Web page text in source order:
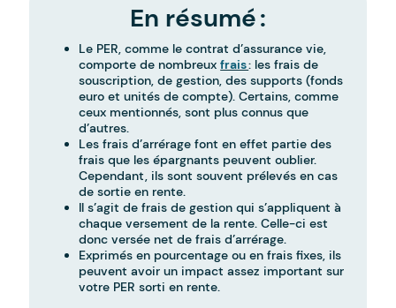
En résumé :
Le PER, comme le contrat d’assurance vie,
comporte de nombreuxfrais: les frais de
souscription, de gestion, des supports (fonds
euro et unités de compte). Certains, comme
ceux mentionnés, sont plus connus que
d’autres.
Les frais d’arrérage font en effet partie des
frais que les épargnants peuvent oublier.
Cependant, ils sont souvent prélevés en cas
de sortie en rente.
Il s’agit de frais de gestion qui s’appliquent à
chaque versement de la rente. Celle-ci est
donc versée net de frais d’arrérage.
Exprimés en pourcentage ou en frais fixes, ils
peuvent avoir un impact assez important sur
votre PER sorti en rente.